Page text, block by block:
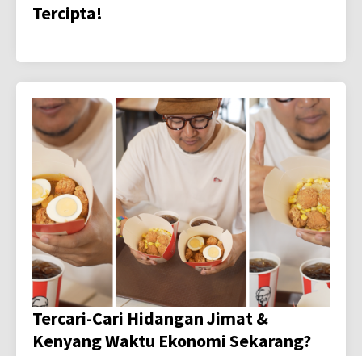
Tercipta!
Tercari-Cari Hidangan Jimat &
Kenyang Waktu Ekonomi Sekarang?